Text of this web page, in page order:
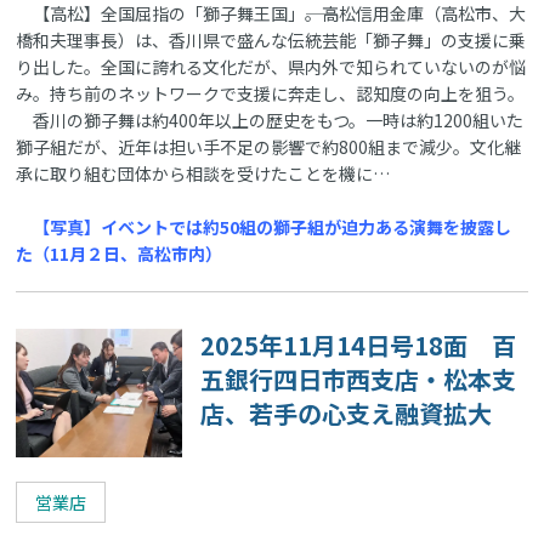
【高松】全国屈指の「獅子舞王国」――。高松信用金庫（高松市、大
橋和夫理事長）は、香川県で盛んな伝統芸能「獅子舞」の支援に乗
り出した。全国に誇れる文化だが、県内外で知られていないのが悩
み。持ち前のネットワークで支援に奔走し、認知度の向上を狙う。
香川の獅子舞は約400年以上の歴史をもつ。一時は約1200組いた
獅子組だが、近年は担い手不足の影響で約800組まで減少。文化継
承に取り組む団体から相談を受けたことを機に…
【写真】イベントでは約50組の獅子組が迫力ある演舞を披露し
た（11月２日、高松市内）
2025年11月14日号18面 百
五銀行四日市西支店・松本支
店、若手の心支え融資拡大
営業店